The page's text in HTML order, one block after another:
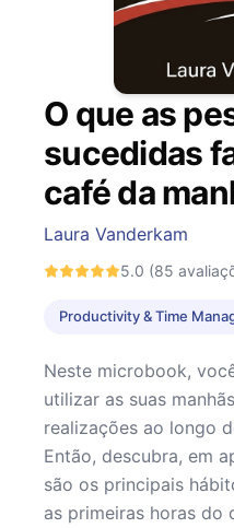
O que as
sucedidas
café da
Laura Vanderkam
5.0 (85
Productivity & Time
Neste microbook,
utilizar as suas
realizações ao longo
Então, descubra, em
são os principais
as primeiras horas do